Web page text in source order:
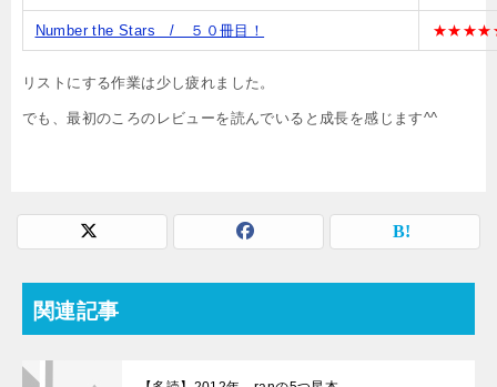
Number the Stars / ５０冊目！
リストにする作業は少し疲れました。
でも、最初のころのレビューを読んでいると成長を感じます^^
関連記事